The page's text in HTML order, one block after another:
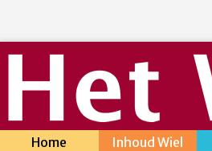
Home Inhoud Wiel